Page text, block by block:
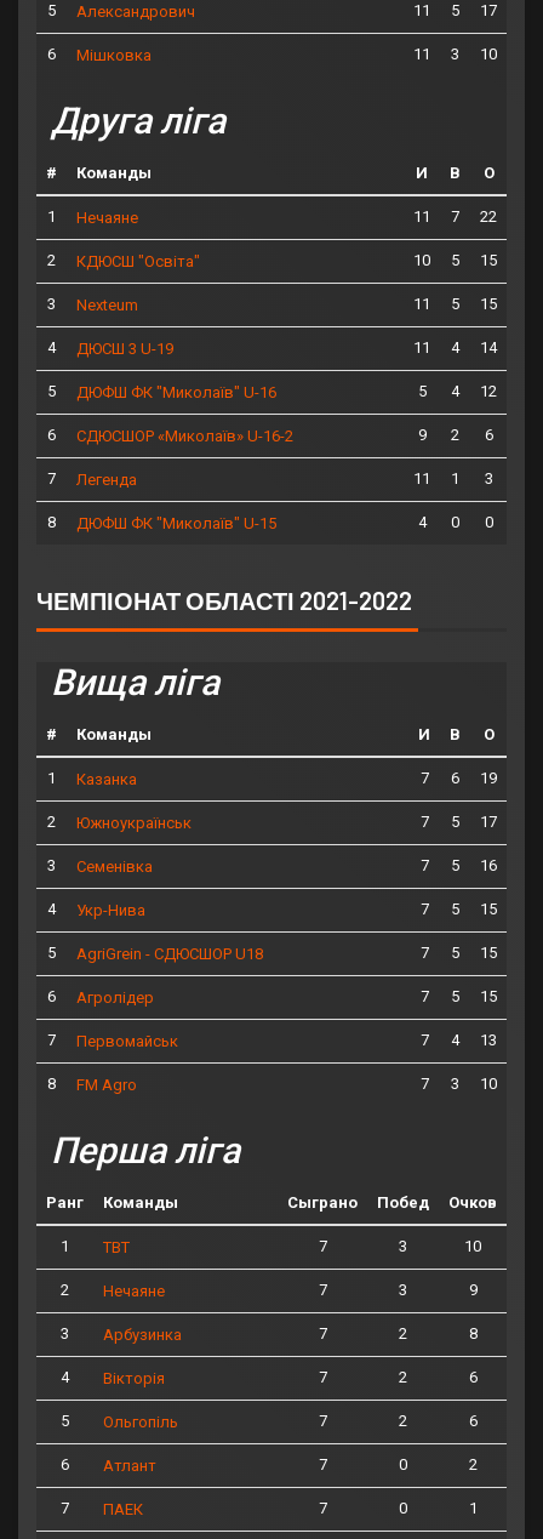
5 Александрович 11 5 17
6 Мішковка 11 3 10
Друга ліга
# Команды И В О
1 Нечаяне 11 7 22
2 КДЮСШ "Освіта" 10 5 15
3 Nexteum 11 5 15
4 ДЮСШ 3 U-19 11 4 14
5 ДЮФШ ФК "Миколаїв" U-16 5 4 12
6 СДЮСШОР «Миколаїв» U-16-2 9 2 6
7 Легенда 11 1 3
8 ДЮФШ ФК "Миколаїв" U-15 4 0 0
ЧЕМПІОНАТ ОБЛАСТІ 2021-2022
Вища ліга
# Команды И В О
1 Казанка 7 6 19
2 Южноукраїнськ 7 5 17
3 Семенівка 7 5 16
4 Укр-Нива 7 5 15
5 AgriGrein - СДЮСШОР U18 7 5 15
6 Агролідер 7 5 15
7 Первомайськ 7 4 13
8 FM Agro 7 3 10
Перша ліга
Ранг Команды Сыграно Побед Очков
1 ТВТ 7 3 10
2 Нечаяне 7 3 9
3 Арбузинка 7 2 8
4 Вікторія 7 2 6
5 Ольгопіль 7 2 6
6 Атлант 7 0 2
7 ПАЕК 7 0 1